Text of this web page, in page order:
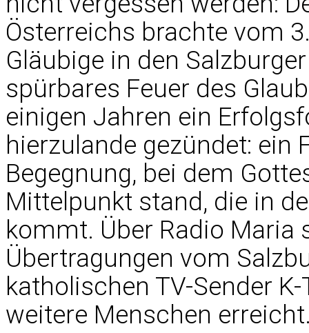
Österreichs brachte vom
Gläubige in den
spürbares Feuer des
einigen Jahren ein
hierzulande gezündet: ein
Begegnung, bei dem
Mittelpunkt stand, die in
kommt. Über Radio Maria
Übertragungen vom
katholischen TV-Sender
weitere Menschen